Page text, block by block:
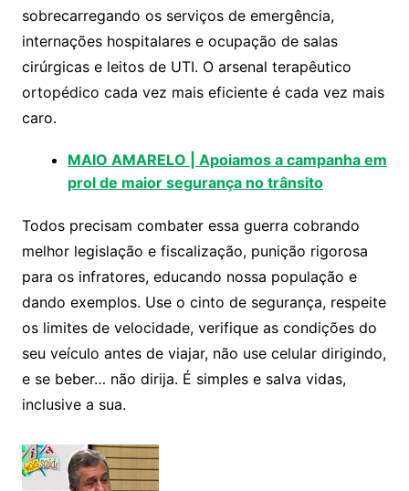
sobrecarregando os serviços de emergência,
internações hospitalares e ocupação de salas
cirúrgicas e leitos de UTI. O arsenal terapêutico
ortopédico cada vez mais eficiente é cada vez mais
caro.
MAIO AMARELO | Apoiamos a campanha em
prol de maior segurança no trânsito
Todos precisam combater essa guerra cobrando
melhor legislação e fiscalização, punição rigorosa
para os infratores, educando nossa população e
dando exemplos. Use o cinto de segurança, respeite
os limites de velocidade, verifique as condições do
seu veículo antes de viajar, não use celular dirigindo,
e se beber… não dirija. É simples e salva vidas,
inclusive a sua.